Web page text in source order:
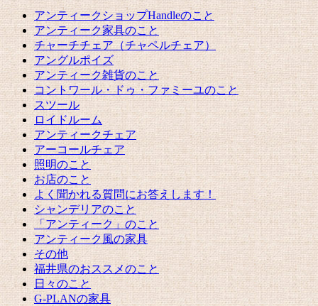
アンティークショップHandleのこと
アンティーク家具のこと
チャーチチェア（チャペルチェア）
アングルポイズ
アンティーク雑貨のこと
コントワール・ドゥ・ファミーユのこと
スツール
ロイドルーム
アンティークチェア
アーコールチェア
照明のこと
お店のこと
よく聞かれる質問にお答えします！
シャンデリアのこと
「アンティーク」のこと
アンティーク風の家具
その他
福井県のおススメのこと
日々のこと
G-PLANの家具